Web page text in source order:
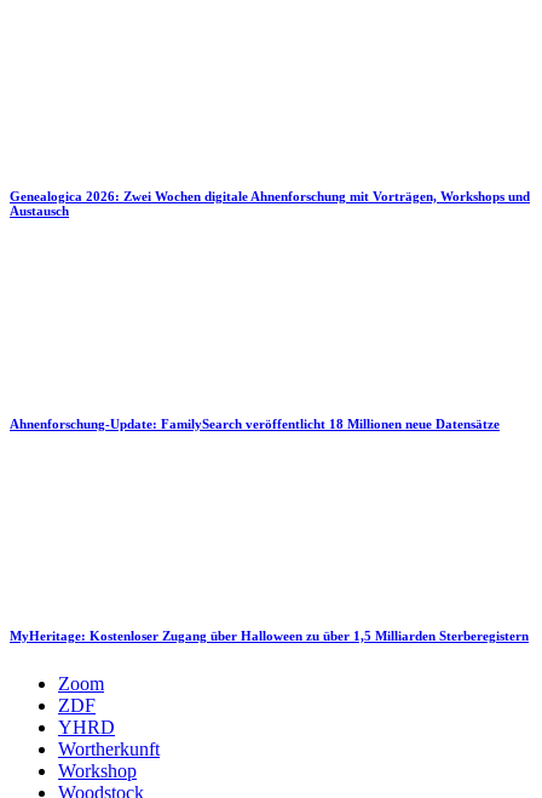
Genealogica 2026: Zwei Wochen digitale Ahnenforschung mit Vorträgen, Workshops und
Austausch
Ahnenforschung-Update: FamilySearch veröffentlicht 18 Millionen neue Datensätze
MyHeritage: Kostenloser Zugang über Halloween zu über 1,5 Milliarden Sterberegistern
Zoom
ZDF
YHRD
Wortherkunft
Workshop
Woodstock